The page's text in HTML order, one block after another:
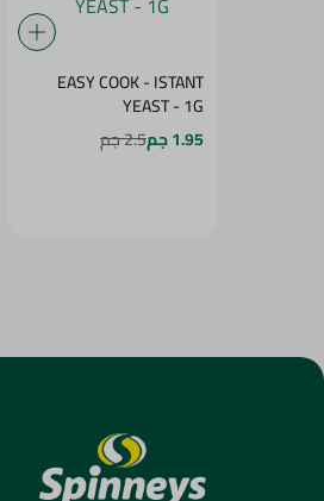
EASY COOK - ISTANT
YEAST - 1G
1.95 جم
2.5 جم